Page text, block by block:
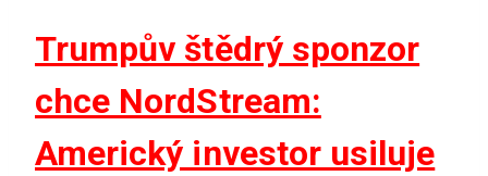
Trumpův štědrý sponzor
chce NordStream:
Americký investor usiluje